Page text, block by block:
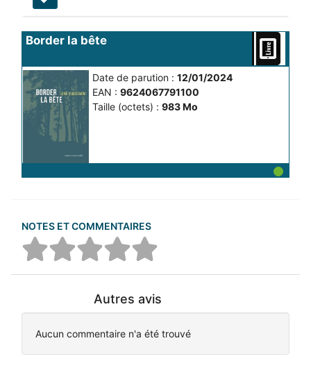
Border la bête
Date de parution : 12/01/2024
EAN : 9624067791100
Taille (octets) : 983 Mo
NOTES ET COMMENTAIRES
Autres avis
Aucun commentaire n'a été trouvé